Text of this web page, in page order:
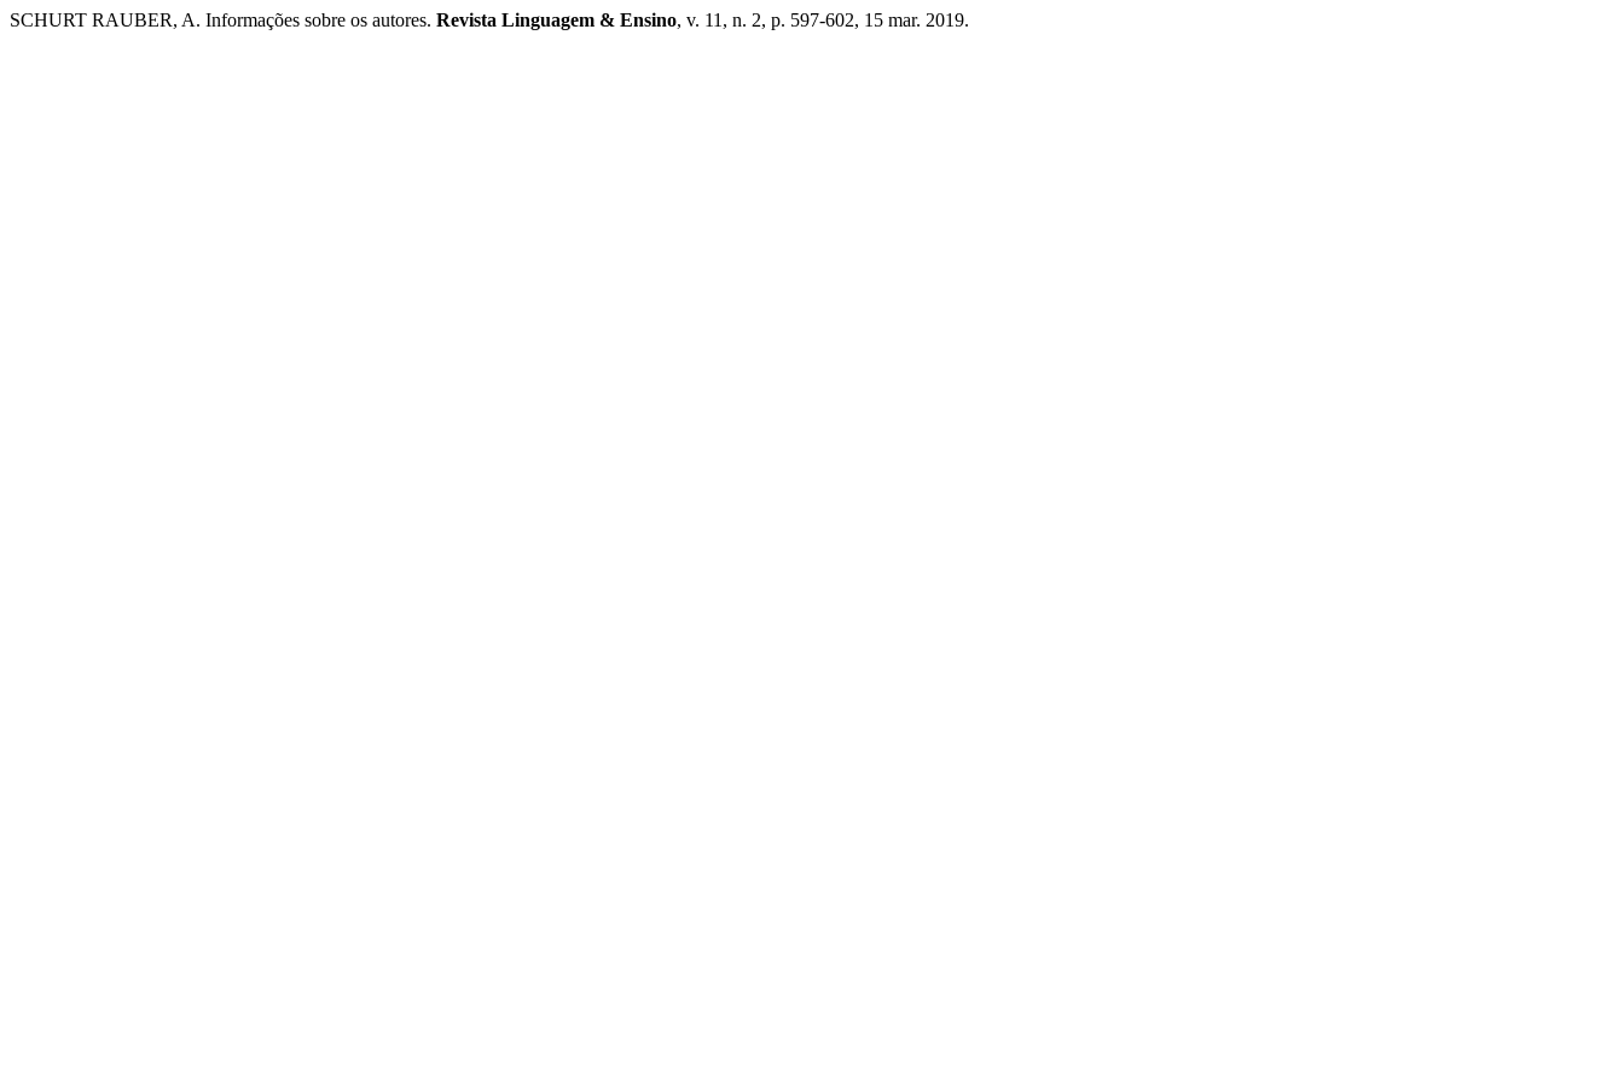
SCHURT RAUBER, A. Informações sobre os autores. Revista Linguagem & Ensino, v. 11, n. 2, p. 597-602, 15 mar. 2019.